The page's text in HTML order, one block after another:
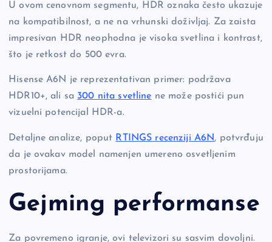
U ovom cenovnom segmentu, HDR oznaka često ukazuje
na kompatibilnost, a ne na vrhunski doživljaj. Za zaista
impresivan HDR neophodna je visoka svetlina i kontrast,
što je retkost do 500 evra.
Hisense A6N je reprezentativan primer: podržava
HDR10+, ali sa 300 nita svetline ne može postići pun
vizuelni potencijal HDR-a.
Detaljne analize, poput RTINGS recenziji A6N, potvrđuju
da je ovakav model namenjen umereno osvetljenim
prostorijama.
Gejming performanse
Za povremeno igranje, ovi televizori su sasvim dovoljni.